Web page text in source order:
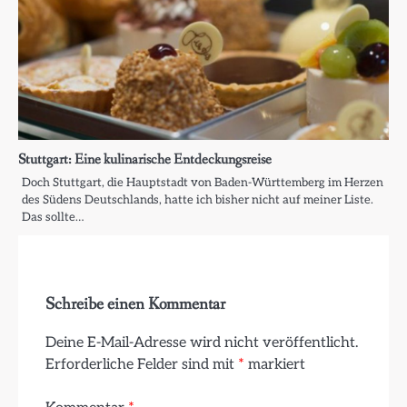
Stuttgart: Eine kulinarische Entdeckungsreise
Doch Stuttgart, die Hauptstadt von Baden-Württemberg im Herzen
des Südens Deutschlands, hatte ich bisher nicht auf meiner Liste.
Das sollte…
Schreibe einen Kommentar
Deine E-Mail-Adresse wird nicht veröffentlicht.
Erforderliche Felder sind mit * markiert